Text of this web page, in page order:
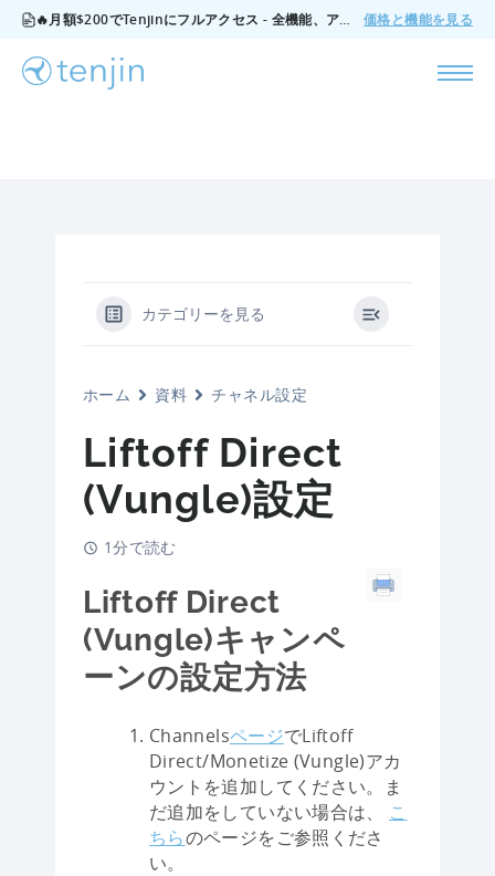
🔥月額$200でTenjinにフルアクセス - 全機能、アドオンなし、いつでもキャンセル可能。 価格と機能を見る
カテゴリーを見る
ホーム 資料 チャネル設定
Liftoff Direct
(Vungle)設定
1分で読む
Liftoff Direct
(Vungle)キャンペ
ーンの設定方法
ChannelsページでLiftoff
Direct/Monetize (Vungle)アカ
ウントを追加してください。ま
だ追加をしていない場合は、 こ
ちらのページをご参照くださ
い。